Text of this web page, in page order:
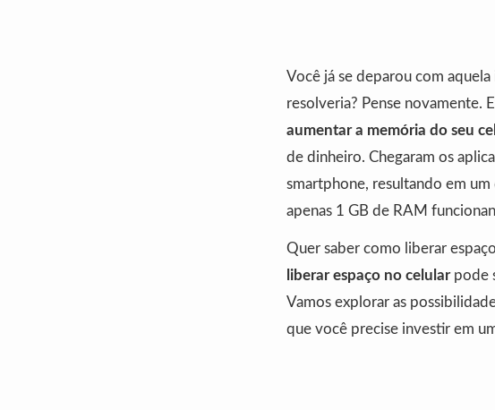
Você já se deparou com
resolveria? Pense novamente.
aumentar a memória do seu
de dinheiro. Chegaram os
smartphone, resultando em
apenas 1 GB de RAM
Quer saber como liberar
liberar espaço no celularpode
Vamos explorar as
que você precise investir em